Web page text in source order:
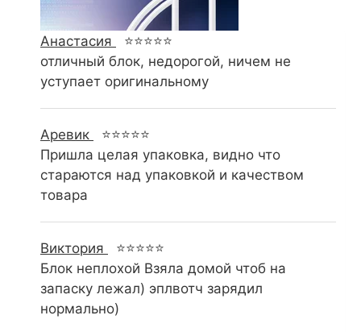
Анастасия
⭐⭐⭐⭐⭐
отличный блок, недорогой, ничем не
уступает оригинальному
Аревик
⭐⭐⭐⭐⭐
Пришла целая упаковка, видно что
стараются над упаковкой и качеством
товара
Виктория
⭐⭐⭐⭐⭐
Блок неплохой Взяла домой чтоб на
запаску лежал) эплвотч зарядил
нормально)